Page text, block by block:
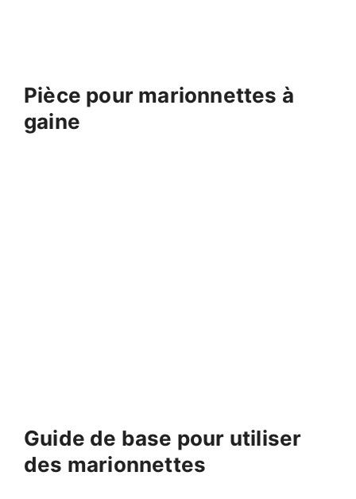
Pièce pour marionnettes à
gaine
Guide de base pour utiliser
des marionnettes